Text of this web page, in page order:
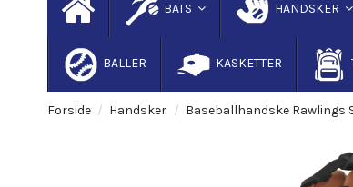
BATS HANDSKER
BALLER KASKETTER
Forside Handsker Baseballhandske Rawlings